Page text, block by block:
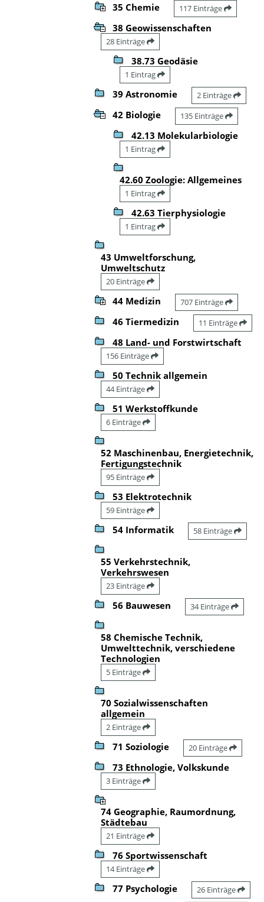
35 Chemie 117 Einträge
38 Geowissenschaften
28 Einträge
38.73 Geodäsie
1 Eintrag
39 Astronomie 2 Einträge
42 Biologie 135 Einträge
42.13 Molekularbiologie
1 Eintrag
42.60 Zoologie: Allgemeines
1 Eintrag
42.63 Tierphysiologie
1 Eintrag
43 Umweltforschung,
Umweltschutz
20 Einträge
44 Medizin 707 Einträge
46 Tiermedizin 11 Einträge
48 Land- und Forstwirtschaft
156 Einträge
50 Technik allgemein
44 Einträge
51 Werkstoffkunde
6 Einträge
52 Maschinenbau, Energietechnik,
Fertigungstechnik
95 Einträge
53 Elektrotechnik
59 Einträge
54 Informatik 58 Einträge
55 Verkehrstechnik,
Verkehrswesen
23 Einträge
56 Bauwesen 34 Einträge
58 Chemische Technik,
Umwelttechnik, verschiedene
Technologien
5 Einträge
70 Sozialwissenschaften
allgemein
2 Einträge
71 Soziologie 20 Einträge
73 Ethnologie, Volkskunde
3 Einträge
74 Geographie, Raumordnung,
Städtebau
21 Einträge
76 Sportwissenschaft
14 Einträge
77 Psychologie 26 Einträge